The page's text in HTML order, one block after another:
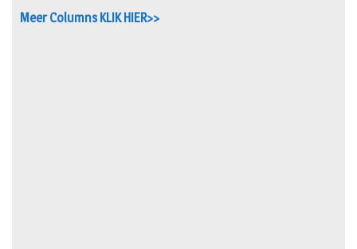
Meer Columns KLIK HIER>>